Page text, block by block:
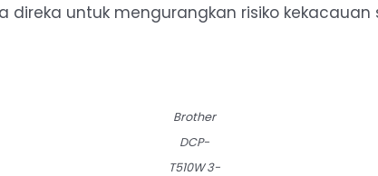
direka untuk mengurangkan risiko
Brother
DCP-
T510W 3-